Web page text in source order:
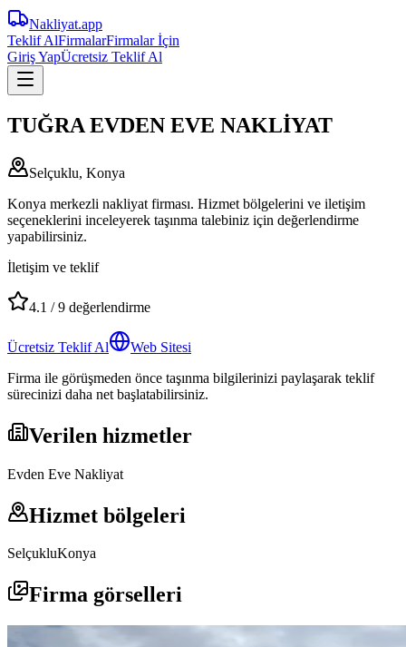
Nakliyat.app
Teklif AlFirmalarFirmalar İçin
Giriş YapÜcretsiz Teklif Al
TUĞRA EVDEN EVE NAKLİYAT
Selçuklu, Konya
Konya merkezli nakliyat firması. Hizmet bölgelerini ve iletişim
seçeneklerini inceleyerek taşınma talebiniz için değerlendirme
yapabilirsiniz.
İletişim ve teklif
4.1 /9 değerlendirme
Ücretsiz Teklif Al
Web Sitesi
Firma ile görüşmeden önce taşınma bilgilerinizi paylaşarak teklif
sürecinizi daha net başlatabilirsiniz.
Verilen hizmetler
Evden Eve Nakliyat
Hizmet bölgeleri
SelçukluKonya
Firma görselleri